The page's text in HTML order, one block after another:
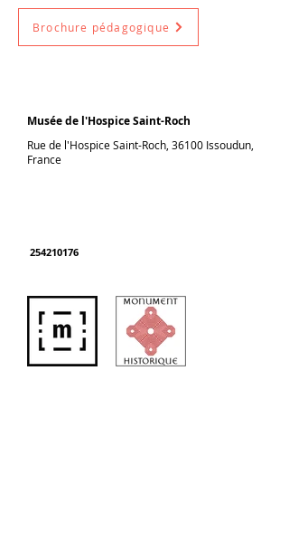
Brochure pédagogique
Musée de l'Hospice Saint-Roch
Rue de l'Hospice Saint-Roch, 36100 Issoudun,
France
254210176